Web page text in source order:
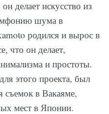
делает искусство из
шума в
родился и вырос в
что он делает,
и простоты.
этого проекта, был
съемок в Вакаяме,
мест в Японии.